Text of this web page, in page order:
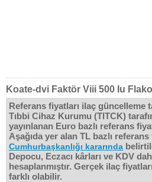
Koate-dvi Faktör Viii 500 Iu
Referans fiyatları ilaç güncelleme
Tıbbi Cihaz Kurumu (TITCK)
yayınlanan Euro bazlı referans
Aşağıda yer alan TL bazlı referans
Cumhurbaşkanlığı kararında
Depocu, Eczacı kârları ve KDV
hesaplanmıştır. Gerçek ilaç
farklı olabilir.